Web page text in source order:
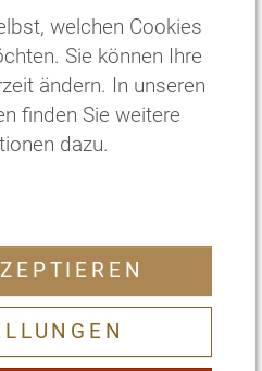
welchen Cookies
Sie können Ihre
ändern. In unseren
finden Sie weitere
dazu.
SuiteSvarga